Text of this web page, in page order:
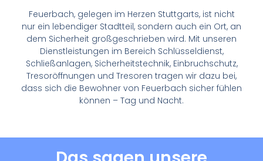
Feuerbach, gelegen im Herzen Stuttgarts, ist nicht
nur ein lebendiger Stadtteil, sondern auch ein Ort, an
dem Sicherheit großgeschrieben wird. Mit unseren
Dienstleistungen im Bereich Schlüsseldienst,
Schließanlagen, Sicherheitstechnik, Einbruchschutz,
Tresoröffnungen und Tresoren tragen wir dazu bei,
dass sich die Bewohner von Feuerbach sicher fühlen
können – Tag und Nacht.